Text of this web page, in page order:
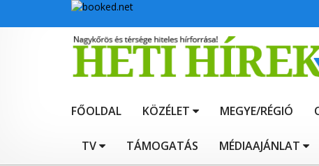
FŐOLDAL KÖZÉLET MEGYE/RÉGIÓ
TV TÁMOGATÁS MÉDIAAJÁNLAT